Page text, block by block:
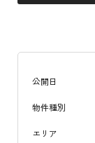
公開日
物件種別
エリア